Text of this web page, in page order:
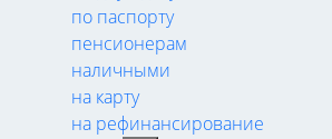
по паспорту
пенсионерам
наличными
на карту
на рефинансирование